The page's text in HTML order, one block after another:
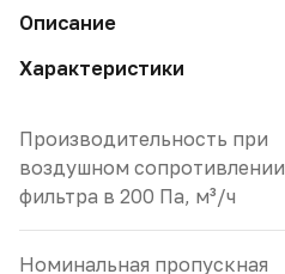
Описание
Характеристики
Производительность при
воздушном сопротивлении
фильтра в 200 Па, м³/ч
Номинальная пропускная